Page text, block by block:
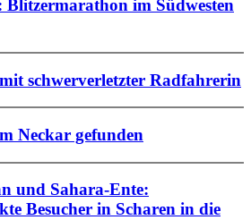
im Südwesten
schwerverletzter Radfahrerin
Neckar gefunden
und Sahara-Ente:
Besucher in Scharen in die